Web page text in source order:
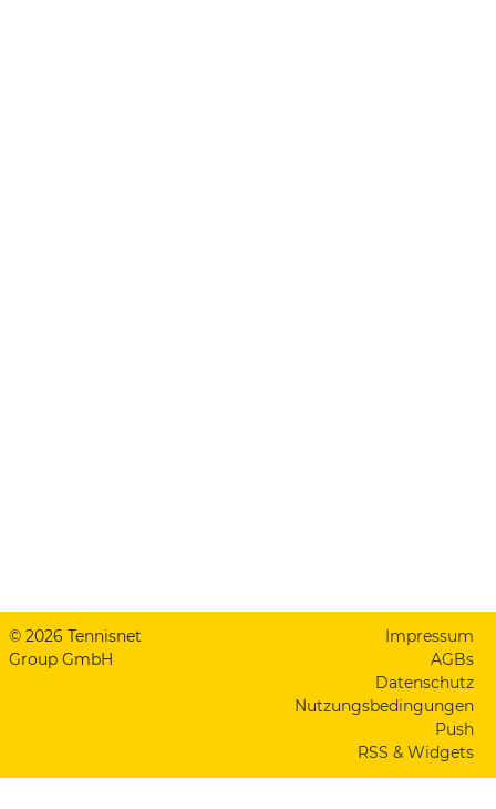
© 2026 Tennisnet
Group GmbH
Impressum
AGBs
Datenschutz
Nutzungsbedingungen
Push
RSS & Widgets